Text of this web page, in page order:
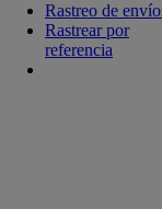
Rastreo de
Rastrear por
referencia